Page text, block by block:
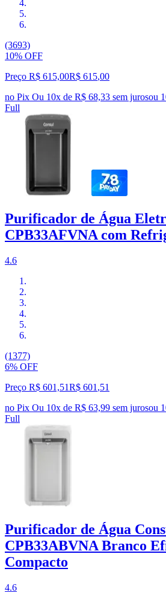
(3693)
10% OFF
Preço R$ 615,00R$ 615,00
no Pix Ou 10x de R$ 68,33 sem jurosou
Full
Purificador de Água
CPB33AFVNA com
4.6
(1377)
6% OFF
Preço R$ 601,51R$ 601 ,51
no Pix Ou 10x de R$ 63,99 sem jurosou
Full
Purificador de Água
CPB33ABVNA Branco
Compacto
4.6